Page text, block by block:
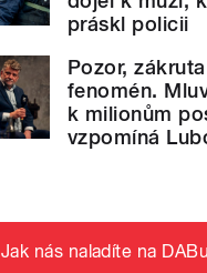
práskl policii
Pozor,
fenomén.
k milionům
vzpomíná
Jak nás naladíte na DABu